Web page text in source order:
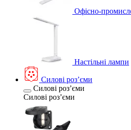
Офісно-
Настільні лампи
Силові розʼєми
Силові розʼєми
Силові розʼєми